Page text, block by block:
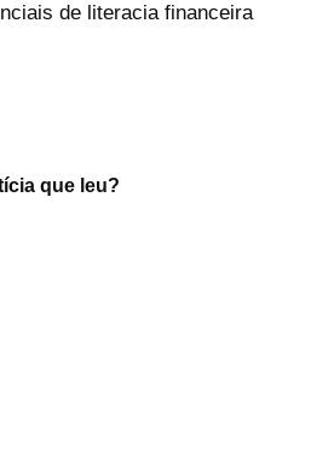
de literacia financeira
que leu?